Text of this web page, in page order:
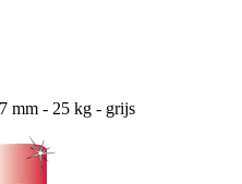
mm - 25 kg - grijs